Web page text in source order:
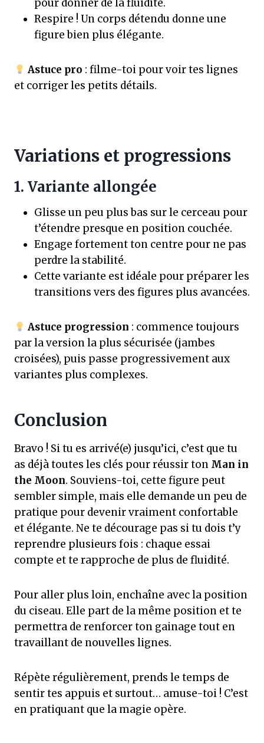
pour donner de la fluidité.
Respire ! Un corps détendu donne une
figure bien plus élégante.
Astuce pro : filme-toi pour voir tes lignes
et corriger les petits détails.
Variations et progressions
1. Variante allongée
Glisse un peu plus bas sur le cerceau pour
t’étendre presque en position couchée.
Engage fortement ton centre pour ne pas
perdre la stabilité.
Cette variante est idéale pour préparer les
transitions vers des figures plus avancées.
Astuce progression : commence toujours
par la version la plus sécurisée (jambes
croisées), puis passe progressivement aux
variantes plus complexes.
Conclusion
Bravo ! Si tu es arrivé(e) jusqu’ici, c’est que tu
as déjà toutes les clés pour réussir ton Man in
the Moon. Souviens-toi, cette figure peut
sembler simple, mais elle demande un peu de
pratique pour devenir vraiment confortable
et élégante. Ne te décourage pas si tu dois t’y
reprendre plusieurs fois : chaque essai
compte et te rapproche de plus de fluidité.
Pour aller plus loin, enchaîne avec la position
du ciseau. Elle part de la même position et te
permettra de renforcer ton gainage tout en
travaillant de nouvelles lignes.
Répète régulièrement, prends le temps de
sentir tes appuis et surtout… amuse-toi ! C’est
en pratiquant que la magie opère.